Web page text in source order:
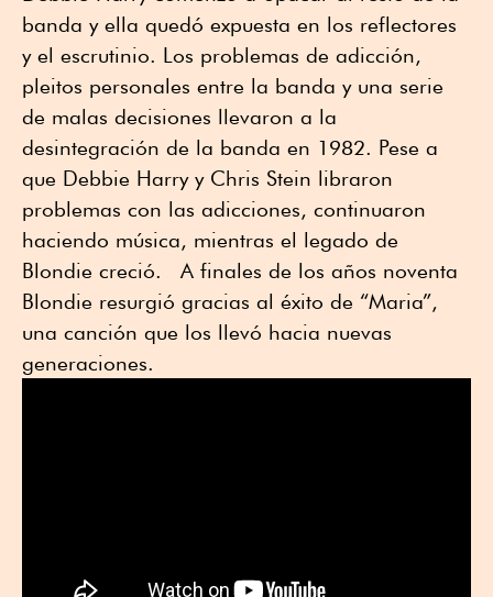
banda y ella quedó expuesta en los reflectores
y el escrutinio. Los problemas de adicción,
pleitos personales entre la banda y una serie
de malas decisiones llevaron a la
desintegración de la banda en 1982. Pese a
que Debbie Harry y Chris Stein libraron
problemas con las adicciones, continuaron
haciendo música, mientras el legado de
Blondie creció. A finales de los años noventa
Blondie resurgió gracias al éxito de “Maria”,
una canción que los llevó hacia nuevas
generaciones.